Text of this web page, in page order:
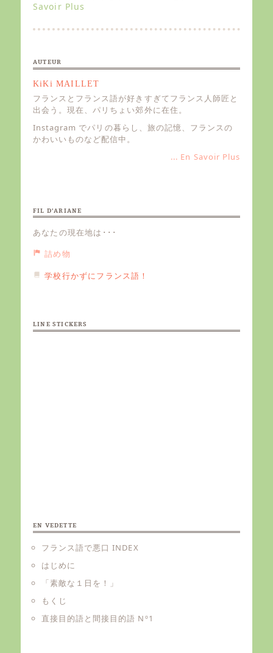
Savoir Plus
AUTEUR
KiKi MAILLET
フランスとフランス語が好きすぎてフランス人師匠と
出会う。現在、パリちょい郊外に在住。
Instagram でパリの暮らし、旅の記憶、フランスの
かわいいものなど配信中。
... En Savoir Plus
FIL D’ARIANE
あなたの現在地は･･･
詰め物
学校行かずにフランス語！
LINE STICKERS
EN VEDETTE
フランス語で悪口 INDEX
はじめに
「素敵な１日を！」
もくじ
直接目的語と間接目的語 Nº1